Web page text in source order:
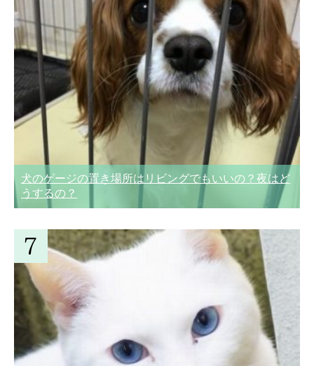
犬のゲージの置き場所はリビングでもいいの？夜はど
うするの？